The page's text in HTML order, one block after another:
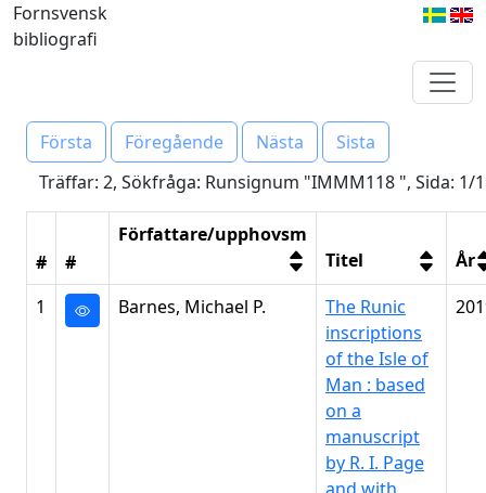
Fornsvensk
bibliografi
Första Föregående Nästa
Sista
Träffar: 2, Sökfråga: Runsignum "IMMM118 ", Sida: 1/1
# #
Författare/upphovsm
Titel
År
1
Barnes, Michael P.
The Runic
inscriptions
of the Isle of
Man : based
on a
manuscript
by R. I. Page